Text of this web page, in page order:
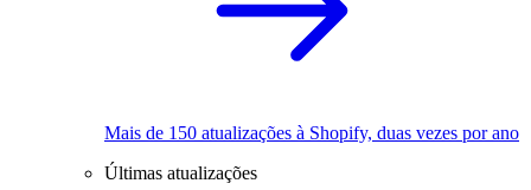
Mais de 150 atualizações à Shopify, duas vezes por ano
Últimas atualizações